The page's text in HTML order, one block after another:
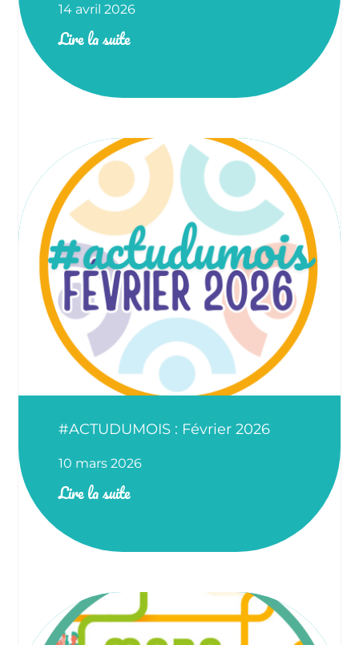
14 avril 2026
Lire la suite
#ACTUDUMOIS : Février 2026
10 mars 2026
Lire la suite